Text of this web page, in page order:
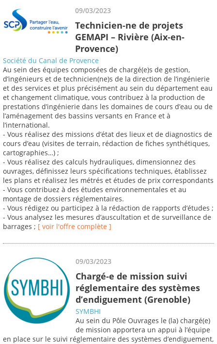
09/03/2023
Technicien-ne de projets
GEMAPI – Rivière (Aix-en-
Provence)
Société du Canal de Provence
Au sein des équipes composées de chargé(e)s de gestion,
d’ingénieurs et de technicien(ne)s de la direction de l’ingénierie
et des services et plus précisément au sein du département eau
et changement climatique, vous contribuez à la production de
prestations d’ingénierie dans les domaines de cours d’eau ou de
l’aménagement des bassins versants en France et à
l’international.
- Vous réalisez des missions d’état des lieux et de diagnostics de
cours d’eau (visites de terrain, rédaction de fiches synthétiques,
cartographies…) ;
- Vous réalisez des calculs hydrauliques, dimensionnez des
ouvrages, définissez leurs spécifications techniques, établissez
les plans et réalisez les métrés et études de prix correspondants
- Vous contribuez à des études environnementales et au
montage de dossiers réglementaires.
- Vous rédigez ou participez à la rédaction de rapports d’études ;
- Vous analysez les mesures d’auscultation et de surveillance de
barrages ; [ voir l'offre complète ]
09/03/2023
Chargé-e de mission suivi
réglementaire des systèmes
d’endiguement (Grenoble)
SYMBHI
Au sein du Pôle Ouvrages le (la) chargé(e)
de mission apportera un appui à l’équipe
en place sur le suivi réglementaire des systèmes d’endiguement,